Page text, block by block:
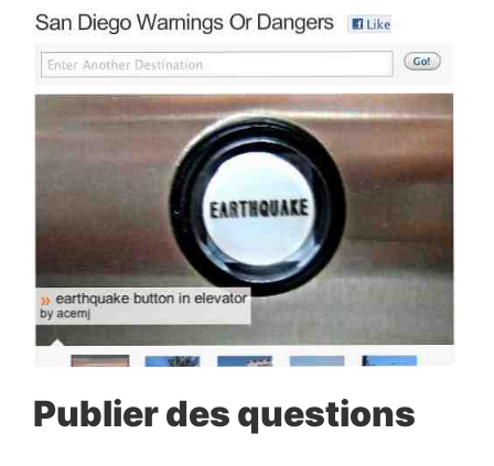
Publier des questions